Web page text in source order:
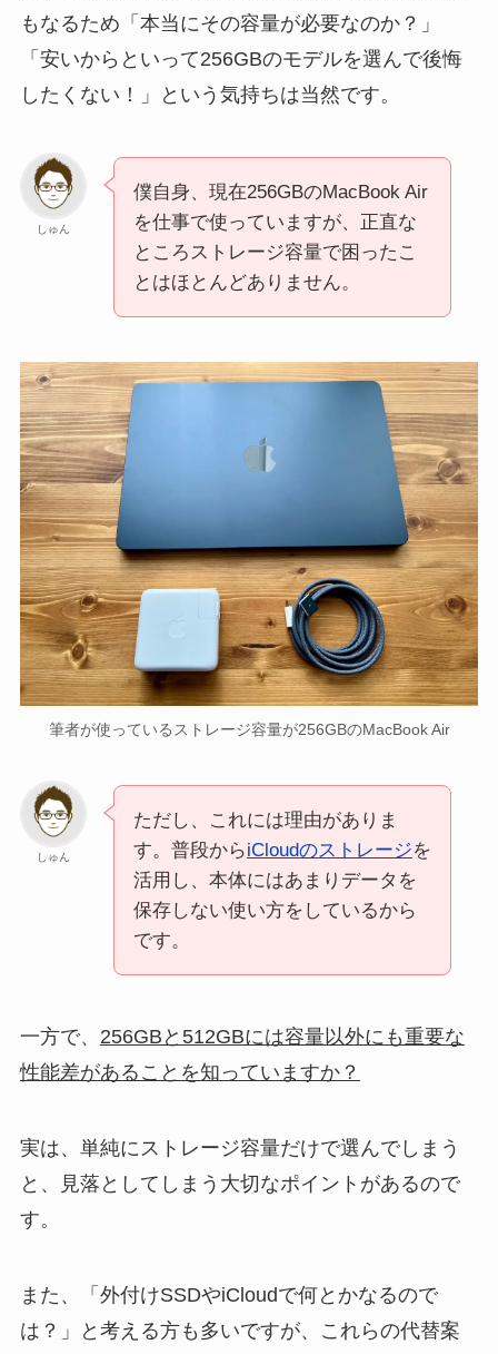
もなるため「本当にその容量が必要なのか？」
「安いからといって256GBのモデルを選んで後悔
したくない！」という気持ちは当然です。
しゅん
僕自身、現在256GBのMacBook Air
を仕事で使っていますが、正直な
ところストレージ容量で困ったこ
とはほとんどありません。
筆者が使っているストレージ容量が256GBのMacBook Air
しゅん
ただし、これには理由がありま
す。普段からiCloudのストレージを
活用し、本体にはあまりデータを
保存しない使い方をしているから
です。
一方で、 256GBと512GBには容量以外にも重要な
性能差があることを知っていますか？
実は、単純にストレージ容量だけで選んでしまう
と、見落としてしまう大切なポイントがあるので
す。
また、「外付けSSDやiCloudで何とかなるので
は？」と考える方も多いですが、これらの代替案